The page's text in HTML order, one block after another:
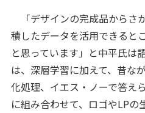
「デザインの完成品からさ
積したデータを活用できると
と思っています」と中平氏は
は、深層学習に加えて、昔な
化処理、イエス・ノーで答え
に組み合わせて、ロゴやLPの